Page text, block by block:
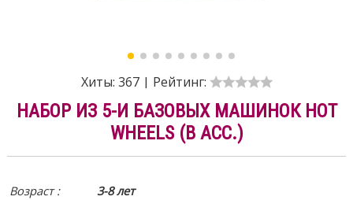
Хиты: 367 | Рейтинг:
НАБОР ИЗ 5-И БАЗОВЫХ МАШИНОК HOT
WHEELS (В АСС.)
Возраст :
3-8 лет